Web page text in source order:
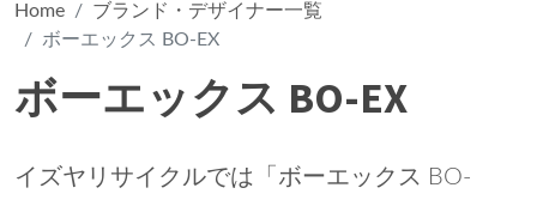
Home
ブランド・デザイナー一覧
ボーエックス BO-EX
ボーエックス BO-EX
イズヤリサイクルでは「ボーエックス BO-